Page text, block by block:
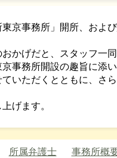
京事務所」開所、および
げだと、スタッフ一同
事務所開設の趣旨に添
いただくとともに、さ
げます。
所属弁護士 事務所概